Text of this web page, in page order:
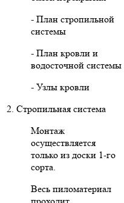
- План стропильной
системы
- План кровли и
водосточной системы
- Узлы кровли
2. Стропильная система
Монтаж
осуществляется
только из доски 1-го
сорта.
Весь пиломатериал